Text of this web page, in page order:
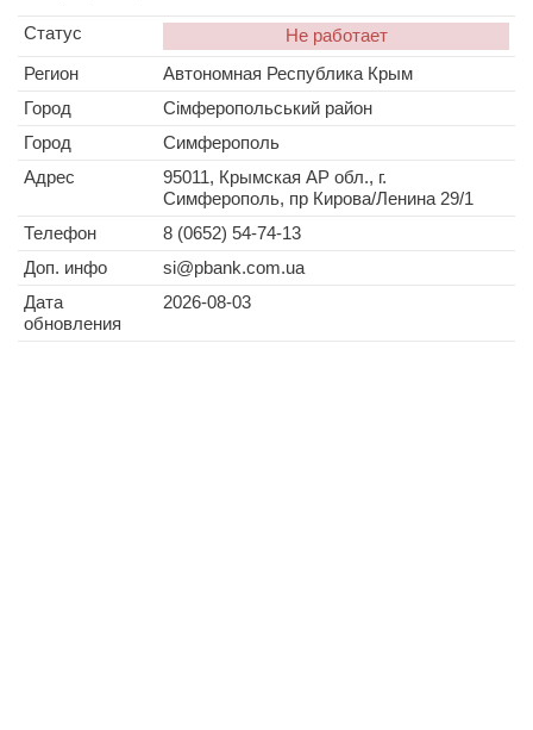
Статус
Не работает
Регион
Автономная Республика Крым
Город
Сімферопольський район
Город
Симферополь
Адрес
95011, Крымская АР обл., г.
Симферополь, пр Кирова/Ленина 29/1
Телефон
8 (0652) 54-74-13
Доп. инфо
si@pbank.com.ua
Дата
обновления
2026-08-03